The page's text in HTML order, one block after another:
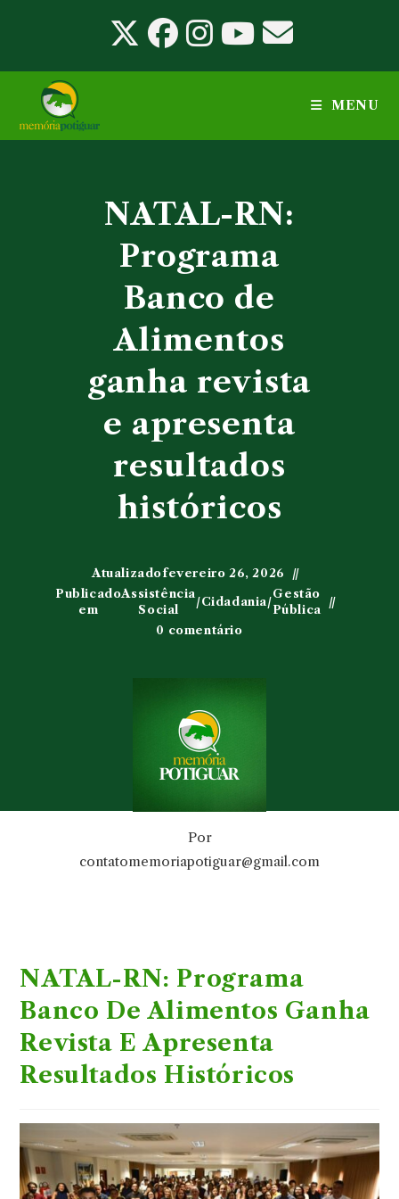
conteúdo
MENU
NATAL-RN:
Programa
Banco de
Alimentos
ganha revista
e apresenta
resultados
históricos
Atualizadofevereiro 26, 2026
Publicado
em
Assistência
Social
/Cidadania/
Gestão
Pública
0 comentário
Por
contatomemoriapotiguar@gmail.com
NATAL-RN: Programa
Banco De Alimentos Ganha
Revista E Apresenta
Resultados Históricos